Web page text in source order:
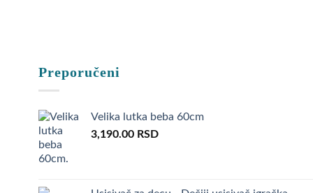
Preporučeni
Velika lutka beba 60cm
3,190.00 RSD